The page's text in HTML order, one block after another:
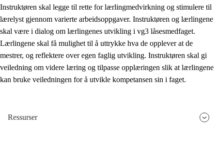
Instruktøren skal legge til rette for lærlingmedvirkning og stimulere til
lærelyst gjennom varierte arbeidsoppgaver. Instruktøren og lærlingene
skal være i dialog om lærlingenes utvikling i vg3 låsesmedfaget.
Lærlingene skal få mulighet til å uttrykke hva de opplever at de
mestrer, og reflektere over egen faglig utvikling. Instruktøren skal gi
veiledning om videre læring og tilpasse opplæringen slik at lærlingene
kan bruke veiledningen for å utvikle kompetansen sin i faget.
Ressurser